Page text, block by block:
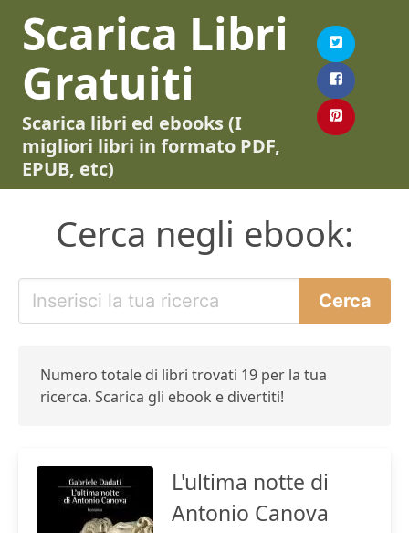
Scarica Libri
Gratuiti
Scarica libri ed ebooks (I
migliori libri in formato PDF,
EPUB, etc)
Cerca negli ebook:
Numero totale di libri trovati 19 per la tua
ricerca. Scarica gli ebook e divertiti!
L'ultima notte di
Antonio Canova